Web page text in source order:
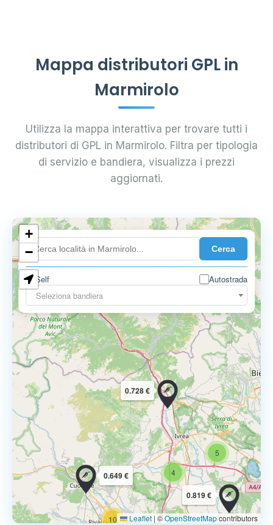
Mappa distributori GPL in
Marmirolo
Utilizza la mappa interattiva per trovare tutti i
distributori di GPL in Marmirolo. Filtra per tipologia
di servizio e bandiera, visualizza i prezzi
aggiornati.
Cerca
Self
Autostrada
Seleziona bandiera
10
4
5
0.819 €
0.649 €
0.728 €
0.899 €
+
−
Leaflet | ©OpenStreetMapcontributors